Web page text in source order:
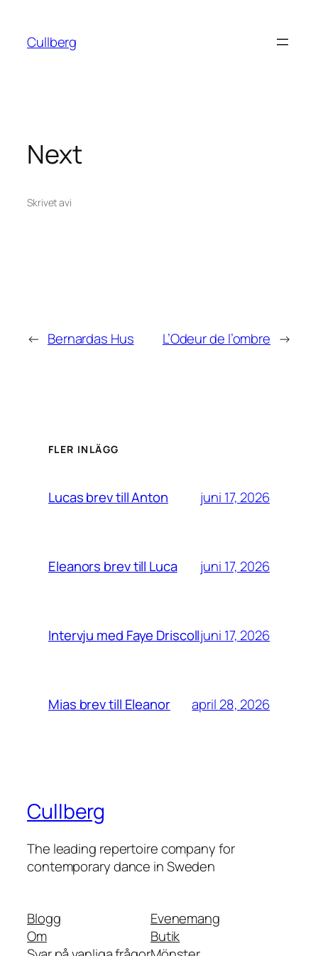
innehåll
Cullberg
Next
Skrivet avi
← Bernardas Hus L’Odeur de l’ombre →
FLER INLÄGG
Lucas brev till Anton juni 17, 2026
Eleanors brev till Luca juni 17, 2026
Intervju med Faye Driscolljuni 17, 2026
Mias brev till Eleanor april 28, 2026
Cullberg
The leading repertoire company for
contemporary dance in Sweden
Blogg
Om
Evenemang
Butik